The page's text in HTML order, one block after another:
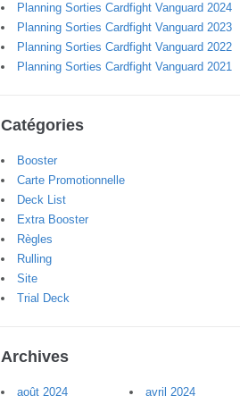
Planning Sorties Cardfight Vanguard 2024
Planning Sorties Cardfight Vanguard 2023
Planning Sorties Cardfight Vanguard 2022
Planning Sorties Cardfight Vanguard 2021
Catégories
Booster
Carte Promotionnelle
Deck List
Extra Booster
Règles
Rulling
Site
Trial Deck
Archives
août 2024
avril 2024